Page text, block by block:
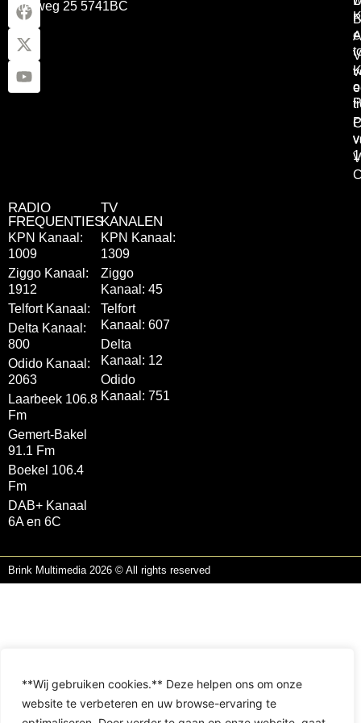
**Wij gebruiken cookies.** Deze helpen ons om onze
website te verbeteren en uw browse-ervaring te
Otterweg 25 5741BC
RADIO
FREQUENTIES
KPN Kanaal:
1009
Ziggo Kanaal:
1912
Telfort Kanaal:
Delta Kanaal:
800
Odido Kanaal:
2063
Laarbeek 106.8
Fm
Gemert-Bakel
91.1 Fm
Boekel 106.4
Fm
DAB+ Kanaal
6A en 6C
TV
KANALEN
KPN Kanaal:
1309
Ziggo
Kanaal: 45
Telfort
Kanaal: 607
Delta
Kanaal: 12
Odido
Kanaal: 751
Brink Multimedia 2026 © All rights reserved